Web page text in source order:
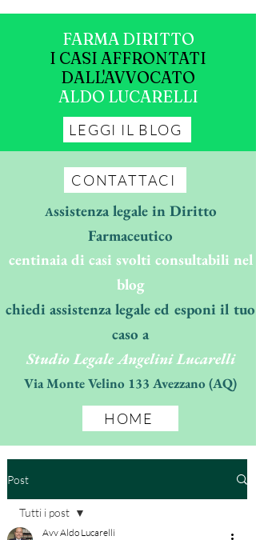
FARMA DIRITTO
I CASI AFFRONTATI
DALL'AVVOCATO
ALDO LUCARELLI
LEGGI IL BLOG
CONTATTACI
Assistenza legale in Diritto
Farmaceutico
centinaia di casi svolti consultabili nel
blog
chiedi assistenza legale ed esponi il tuo
caso a
Studio Legale Angelini Lucarelli
Via Monte Velino 133 Avezzano (AQ)
HOME
Post
Tutti i post
Avv Aldo Lucarelli